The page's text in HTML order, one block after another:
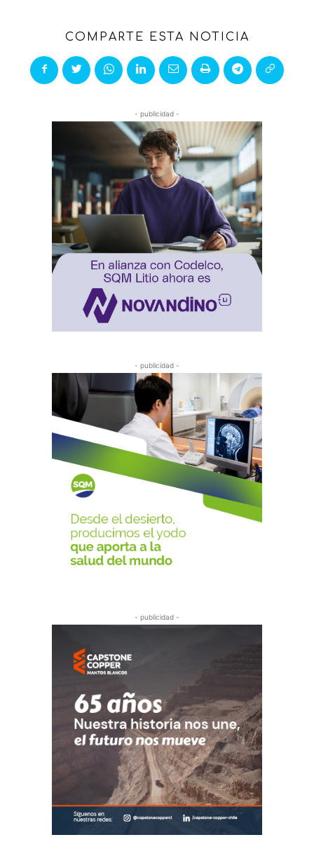
COMPARTE ESTA NOTICIA
- publicidad -
- publicidad -
- publicidad -